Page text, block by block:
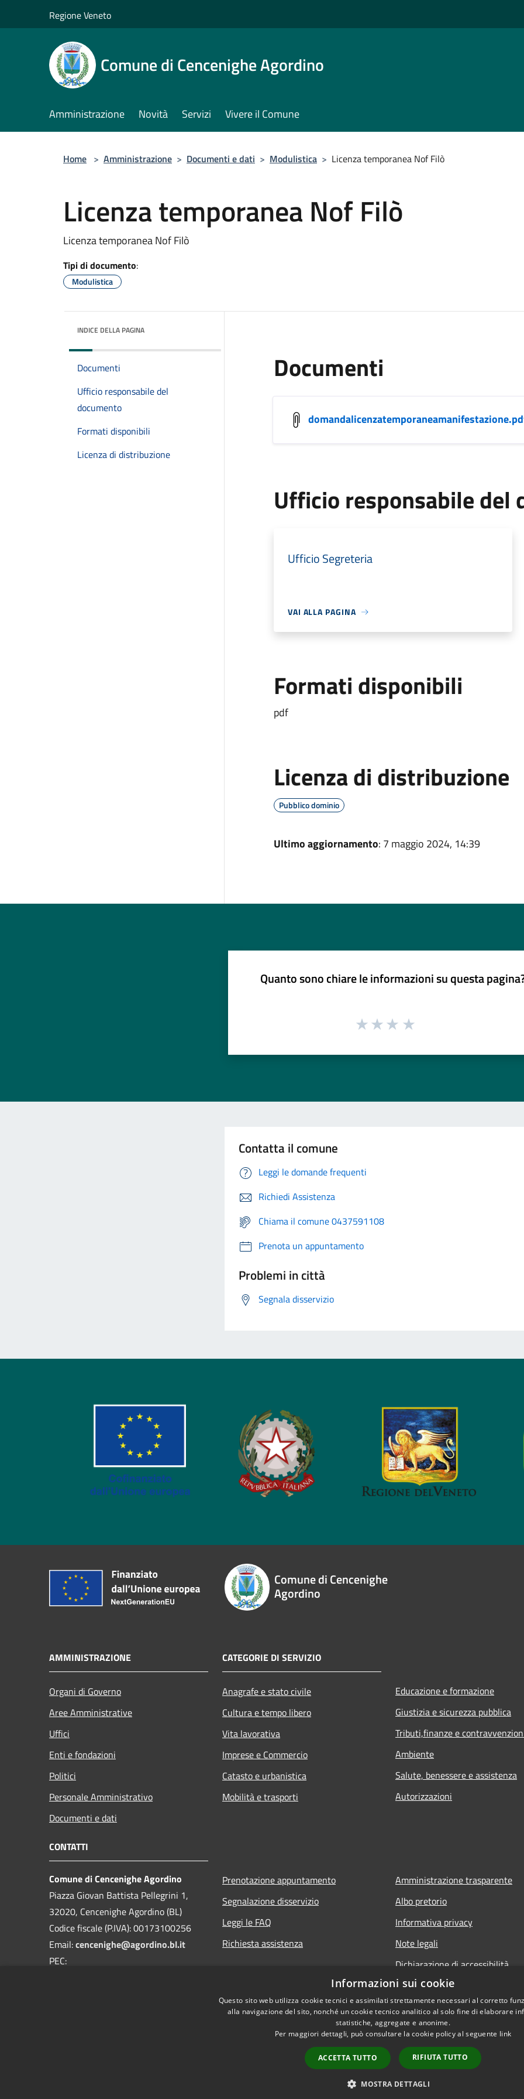
Regione Veneto
Comune di Cencenighe Agordino
Amministrazione Novità Servizi Vivere il Comune
Home > Amministrazione > Documenti e dati > Modulistica > Licenza temporanea Nof Filò
Licenza temporanea Nof Filò
Licenza temporanea Nof Filò
Tipi di documento:
Modulistica
INDICE DELLA PAGINA
Documenti
Ufficio responsabile del
documento
Formati disponibili
Licenza di distribuzione
Documenti
Ufficio responsabile del
Ufficio Segreteria
VAI ALLA PAGINA
Formati disponibili
pdf
Licenza di distribuzione
Pubblico dominio
Ultimo aggiornamento: 7 maggio 2024, 14:39
Quanto sono chiare le informazioni su questa
Contatta il comune
Leggi le domande frequenti
Richiedi Assistenza
Chiama il comune 0437591108
Prenota un appuntamento
Problemi in città
Segnala disservizio
Comune di Cencenighe
Agordino
AMMINISTRAZIONE
Organi di Governo
Aree Amministrative
Uffici
Enti e fondazioni
Politici
Personale Amministrativo
Documenti e dati
CATEGORIE DI SERVIZIO
Anagrafe e stato civile
Cultura e tempo libero
Vita lavorativa
Imprese e Commercio
Catasto e urbanistica
Mobilità e trasporti
Educazione e formazione
Giustizia e sicurezza pubblica
Tributi,finanze e
Ambiente
Salute, benessere e assistenza
Autorizzazioni
CONTATTI
Comune di Cencenighe Agordino
Piazza Giovan Battista Pellegrini 1,
32020, Cencenighe Agordino (BL)
Codice fiscale (P.IVA): 00173100256
Email:cencenighe@agordino.bl.it
PEC:
Prenotazione appuntamento
Segnalazione disservizio
Leggi le FAQ
Richiesta assistenza
Amministrazione trasparente
Albo pretorio
Informativa privacy
Note legali
Dichiarazione di accessibilità
Copyright © 2026 • Comune
Informazioni sui cookie
Questo sito web utilizza cookie tecnici e assimilati strettamente necessari al corretto
alla navigazione del sito, nonché un cookie tecnico analitico al solo fine di elaborare
statistiche, aggregate e anonime.
Per maggiori dettagli, può consultare la cookie policy al seguente link
ACCETTA TUTTO RIFIUTA TUTTO
MOSTRA DETTAGLI